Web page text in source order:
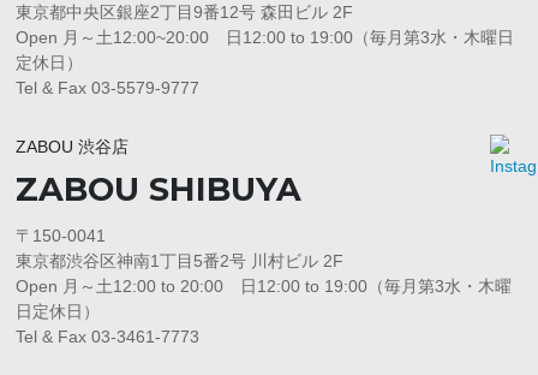
東京都中央区銀座2丁目9番12号 森田ビル 2F
Open 月～土12:00~20:00 日12:00 to 19:00（毎月第3水・木曜日
定休日）
Tel & Fax 03-5579-9777
ZABOU 渋谷店
ZABOU SHIBUYA
〒150-0041
東京都渋谷区神南1丁目5番2号 川村ビル 2F
Open 月～土12:00 to 20:00 日12:00 to 19:00（毎月第3水・木曜
日定休日）
Tel & Fax 03-3461-7773